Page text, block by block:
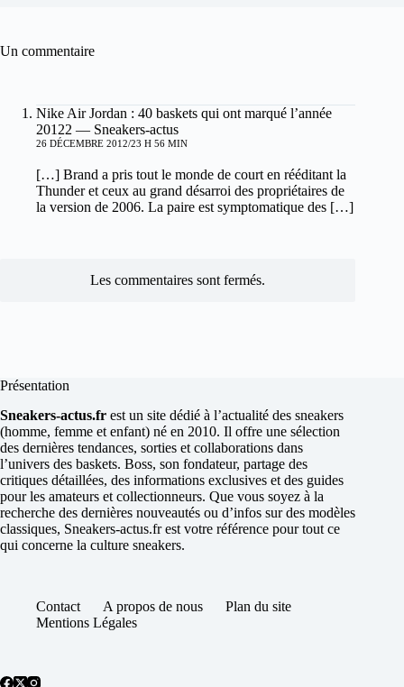
Un commentaire
Nike Air Jordan : 40 baskets qui ont marqué l’année
20122 — Sneakers-actus
26 DÉCEMBRE 2012/23 H 56 MIN
[…] Brand a pris tout le monde de court en rééditant la
Thunder et ceux au grand désarroi des propriétaires de
la version de 2006. La paire est symptomatique des […]
Les commentaires sont fermés.
Présentation
Sneakers-actus.fr est un site dédié à l’actualité des sneakers
(homme, femme et enfant) né en 2010. Il offre une sélection
des dernières tendances, sorties et collaborations dans
l’univers des baskets. Boss, son fondateur, partage des
critiques détaillées, des informations exclusives et des guides
pour les amateurs et collectionneurs. Que vous soyez à la
recherche des dernières nouveautés ou d’infos sur des modèles
classiques, Sneakers-actus.fr est votre référence pour tout ce
qui concerne la culture sneakers.
Contact A propos de nous
Plan du site
Mentions Légales